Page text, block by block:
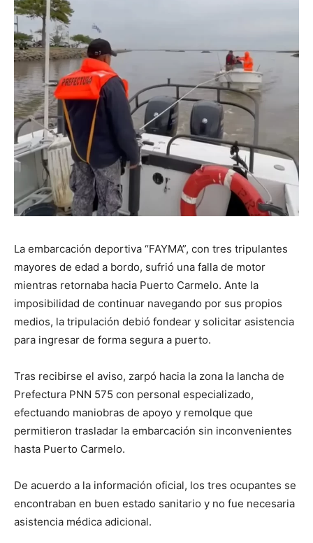
La embarcación deportiva “FAYMA”, con tres tripulantes
mayores de edad a bordo, sufrió una falla de motor
mientras retornaba hacia Puerto Carmelo. Ante la
imposibilidad de continuar navegando por sus propios
medios, la tripulación debió fondear y solicitar asistencia
para ingresar de forma segura a puerto.
Tras recibirse el aviso, zarpó hacia la zona la lancha de
Prefectura PNN 575 con personal especializado,
efectuando maniobras de apoyo y remolque que
permitieron trasladar la embarcación sin inconvenientes
hasta Puerto Carmelo.
De acuerdo a la información oficial, los tres ocupantes se
encontraban en buen estado sanitario y no fue necesaria
asistencia médica adicional.